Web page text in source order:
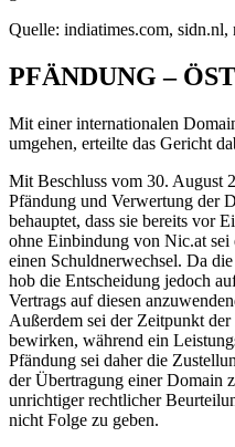
Quelle: indiatimes.com, sidn.nl,
PFÄNDUNG –
Mit einer internationalen
umgehen, erteilte das Gericht
Mit Beschluss vom 30. August
Pfändung und Verwertung der
behauptet, dass sie bereits vor
ohne Einbindung von Nic.at sei
einen Schuldnerwechsel. Da
hob die Entscheidung jedoch
Vertrags auf diesen
Außerdem sei der Zeitpunkt
bewirken, während ein
Pfändung sei daher die
der Übertragung einer Domain
unrichtiger rechtlicher
nicht Folge zu geben.